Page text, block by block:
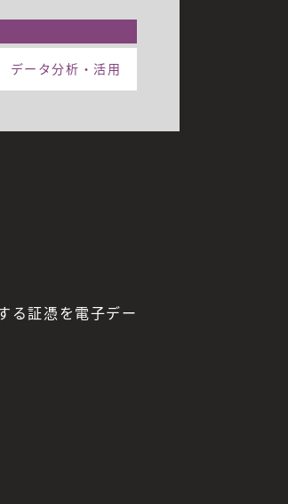
データ分析・活用
る証憑を電子デー